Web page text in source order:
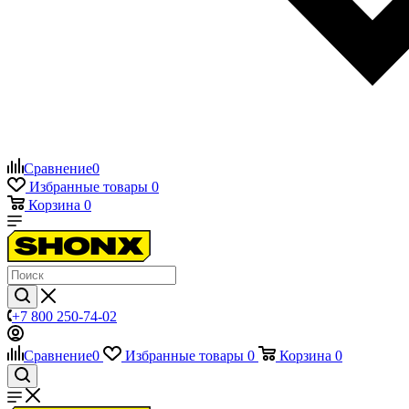
Сравнение0
Избранные товары 0
Корзина 0
+7 800 250-74-02
Сравнение0 Избранные товары 0 Корзина 0